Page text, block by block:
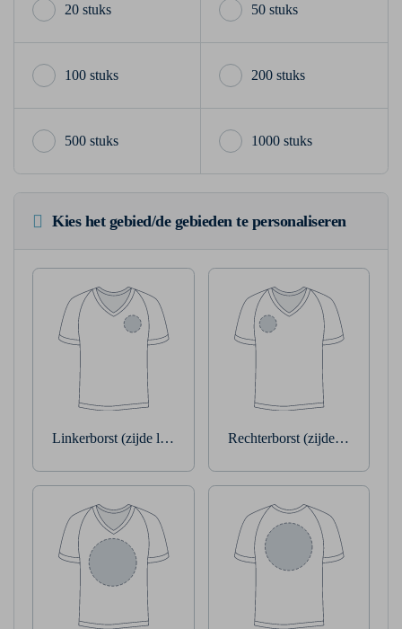
20 stuks 50 stuks
100 stuks 200 stuks
500 stuks 1000 stuks
Kies het gebied/de gebieden te personaliseren
Linkerborst (zijde linkerarm) Rechterborst (zijde